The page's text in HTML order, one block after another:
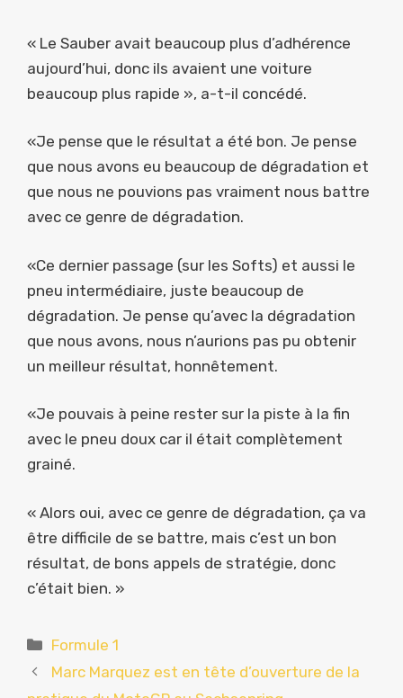
« Le Sauber avait beaucoup plus d’adhérence
aujourd’hui, donc ils avaient une voiture
beaucoup plus rapide », a-t-il concédé.
«Je pense que le résultat a été bon. Je pense
que nous avons eu beaucoup de dégradation et
que nous ne pouvions pas vraiment nous battre
avec ce genre de dégradation.
«Ce dernier passage (sur les Softs) et aussi le
pneu intermédiaire, juste beaucoup de
dégradation. Je pense qu’avec la dégradation
que nous avons, nous n’aurions pas pu obtenir
un meilleur résultat, honnêtement.
«Je pouvais à peine rester sur la piste à la fin
avec le pneu doux car il était complètement
grainé.
« Alors oui, avec ce genre de dégradation, ça va
être difficile de se battre, mais c’est un bon
résultat, de bons appels de stratégie, donc
c’était bien. »
Catégories
Formule 1
Marc Marquez est en tête d’ouverture de la